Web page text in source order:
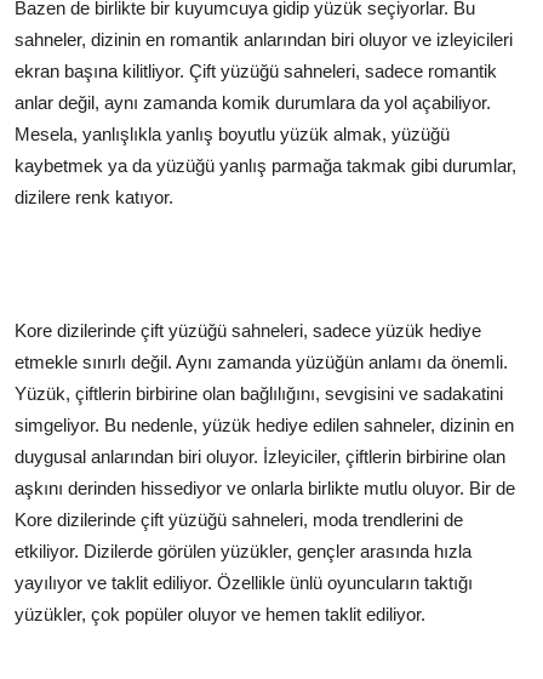
Bazen de birlikte bir kuyumcuya gidip yüzük seçiyorlar. Bu
sahneler, dizinin en romantik anlarından biri oluyor ve izleyicileri
ekran başına kilitliyor. Çift yüzüğü sahneleri, sadece romantik
anlar değil, aynı zamanda komik durumlara da yol açabiliyor.
Mesela, yanlışlıkla yanlış boyutlu yüzük almak, yüzüğü
kaybetmek ya da yüzüğü yanlış parmağa takmak gibi durumlar,
dizilere renk katıyor.
Kore dizilerinde çift yüzüğü sahneleri, sadece yüzük hediye
etmekle sınırlı değil. Aynı zamanda yüzüğün anlamı da önemli.
Yüzük, çiftlerin birbirine olan bağlılığını, sevgisini ve sadakatini
simgeliyor. Bu nedenle, yüzük hediye edilen sahneler, dizinin en
duygusal anlarından biri oluyor. İzleyiciler, çiftlerin birbirine olan
aşkını derinden hissediyor ve onlarla birlikte mutlu oluyor. Bir de
Kore dizilerinde çift yüzüğü sahneleri, moda trendlerini de
etkiliyor. Dizilerde görülen yüzükler, gençler arasında hızla
yayılıyor ve taklit ediliyor. Özellikle ünlü oyuncuların taktığı
yüzükler, çok popüler oluyor ve hemen taklit ediliyor.